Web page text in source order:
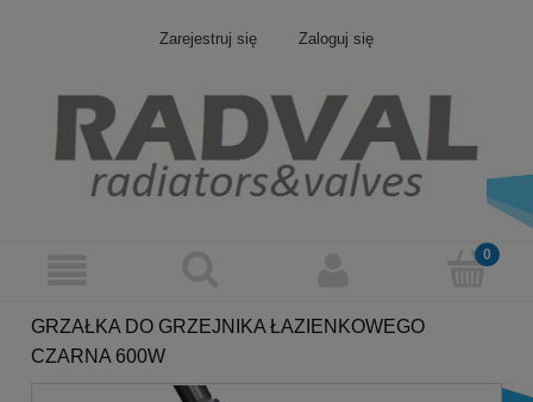
Zarejestruj się Zaloguj się
GRZAŁKA DO GRZEJNIKA ŁAZIENKOWEGO
CZARNA 600W